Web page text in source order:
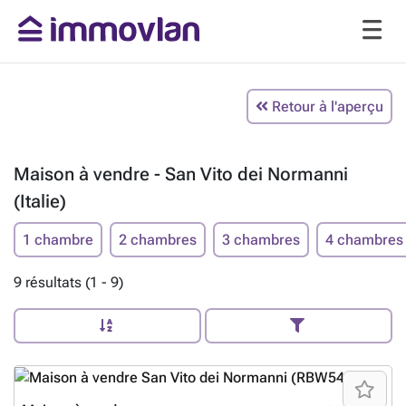
Retour à l'aperçu
Maison à vendre - San Vito dei Normanni
(Italie)
1 chambre 2 chambres 3 chambres 4 chambres
9 résultats (1 - 9)